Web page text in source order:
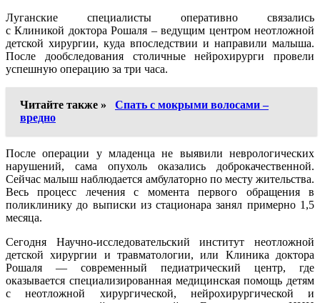
Луганские специалисты оперативно связались
с Клиникой доктора Рошаля – ведущим центром неотложной
детской хирургии, куда впоследствии и направили малыша.
После дообследования столичные нейрохирурги провели
успешную операцию за три часа.
Читайте также »
Спать с мокрыми волосами –
вредно
После операции у младенца не выявили неврологических
нарушений, сама опухоль оказались доброкачественной.
Сейчас малыш наблюдается амбулаторно по месту жительства.
Весь процесс лечения с момента первого обращения в
поликлинику до выписки из стационара занял примерно 1,5
месяца.
Сегодня Научно-исследовательский институт неотложной
детской хирургии и травматологии, или Клиника доктора
Рошаля — современный педиатрический центр, где
оказывается специализированная медицинская помощь детям
с неотложной хирургической, нейрохирургической и